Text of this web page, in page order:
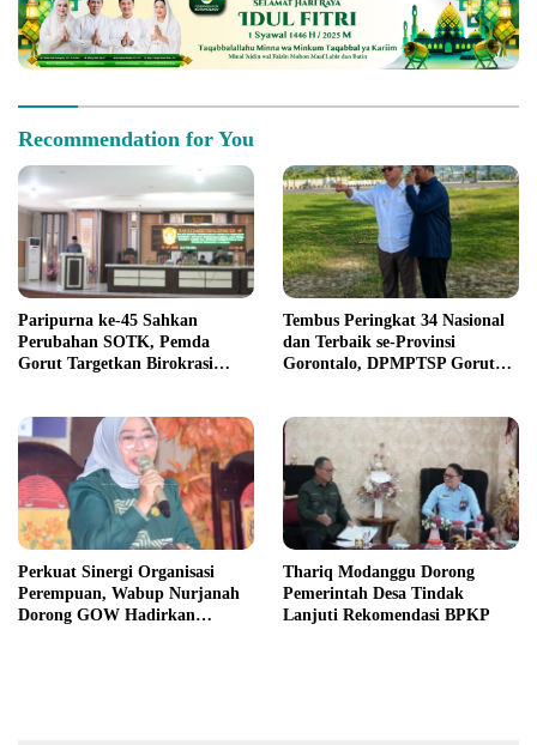
Recommendation for You
Paripurna ke-45 Sahkan
Perubahan SOTK, Pemda
Gorut Targetkan Birokrasi
Tembus Peringkat 34 Nasional
dan Terbaik se-Provinsi
Gorontalo, DPMPTSP Gorut
Perkuat Sinergi Organisasi
Perempuan, Wabup Nurjanah
Dorong GOW Hadirkan
Thariq Modanggu Dorong
Pemerintah Desa Tindak
Lanjuti Rekomendasi BPKP